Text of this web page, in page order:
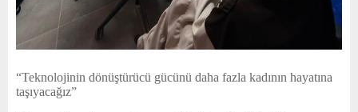
“Teknolojinin dönüştürücü gücünü daha fazla kadının hayatına
taşıyacağız”